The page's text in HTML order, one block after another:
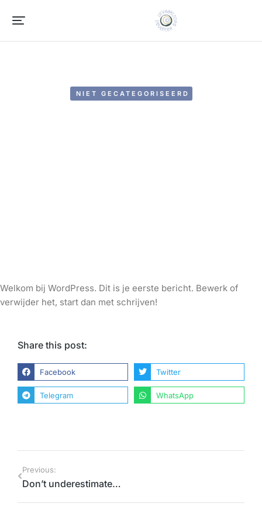
NIET GECATEGORISEERD
Welkom bij WordPress. Dit is je eerste bericht. Bewerk of
verwijder het, start dan met schrijven!
Share this post:
Facebook Twitter
Telegram WhatsApp
Previous:
Don’t underestimate the lorem ipsum dolor amet